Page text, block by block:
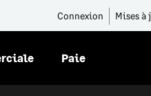
Connexion Mises
Paie